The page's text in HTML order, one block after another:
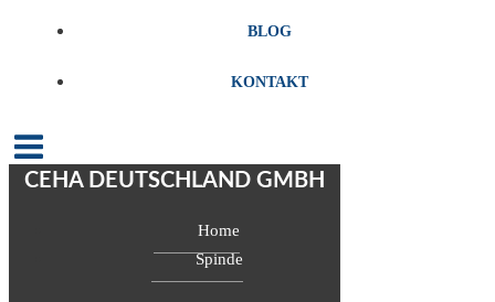
BLOG
KONTAKT
CEHA DEUTSCHLAND GMBH
Home
Spinde